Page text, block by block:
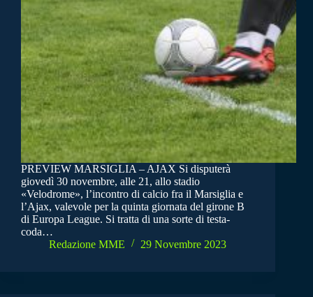
PREVIEW MARSIGLIA – AJAX Si disputerà
giovedì 30 novembre, alle 21, allo stadio
«Velodrome», l’incontro di calcio fra il Marsiglia e
l’Ajax, valevole per la quinta giornata del girone B
di Europa League. Si tratta di una sorte di testa-
coda…
Redazione MME
29 Novembre 2023